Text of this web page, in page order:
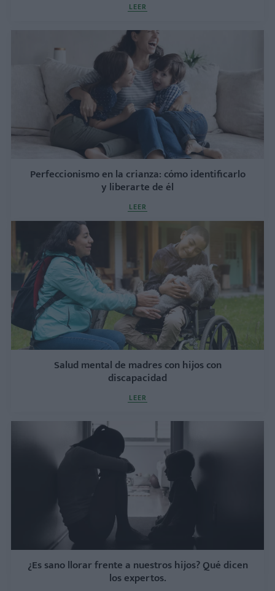
LEER
Perfeccionismo en la crianza: cómo identificarlo
y liberarte de él
LEER
Salud mental de madres con hijos con
discapacidad
LEER
¿Es sano llorar frente a nuestros hijos? Qué dicen
los expertos.